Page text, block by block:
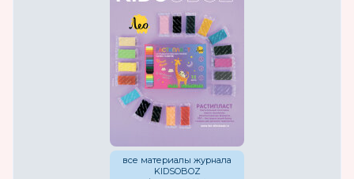
все материалы журнала
KIDSOBOZ